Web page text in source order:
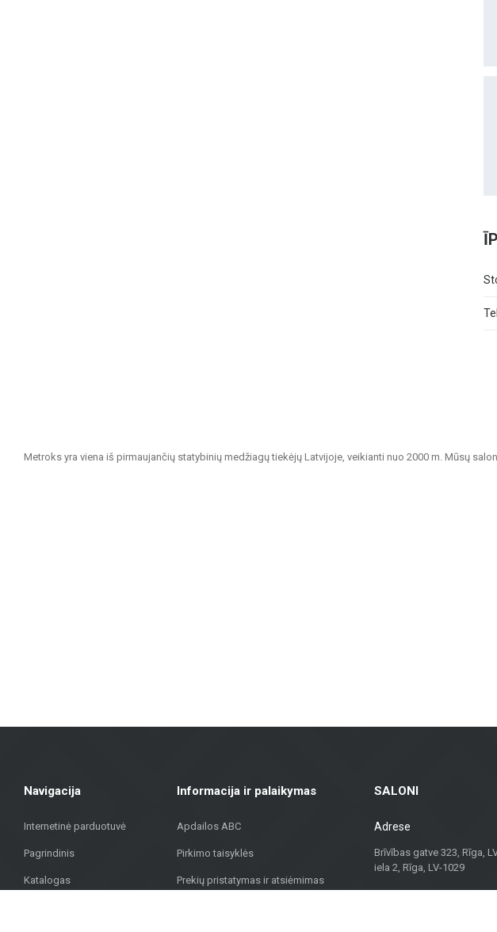
Metroks yra viena iš pirmaujančių statybinių medžiagų tiekėjų Latvijoje, veikianti nuo 2000 m. Mūsų
Navigacija
Internetinė parduotuvė
Pagrindinis
Katalogas
Informacija ir palaikymas
Apdailos ABC
Pirkimo taisyklės
Prekių pristatymas ir atsiėmimas
SALONI
Adrese
Brīvības gatve 323, Rīga,
iela 2, Rīga, LV-1029